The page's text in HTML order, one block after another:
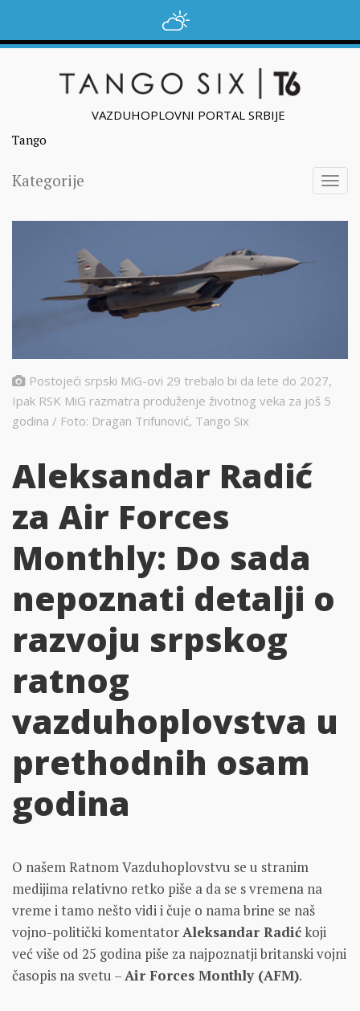
VAZDUHOPLOVNI PORTAL SRBIJE
Tango
Kategorije
Postojeći srpski MiG-ovi 29 trebalo bi da lete do 2027,
Ipak RSK MiG razmatra produženje životnog veka za još 5
godina / Foto: Dragan Trifunović, Tango Six
Aleksandar Radić
za Air Forces
Monthly: Do sada
nepoznati detalji o
razvoju srpskog
ratnog
vazduhoplovstva u
prethodnih osam
godina
O našem Ratnom Vazduhoplovstvu se u stranim
medijima relativno retko piše a da se s vremena na
vreme i tamo nešto vidi i čuje o nama brine se naš
vojno-politički komentatorAleksandar Radićkoji
već više od 25 godina piše za najpoznatji britanski vojni
časopis na svetu –Air Forces Monthly (AFM).